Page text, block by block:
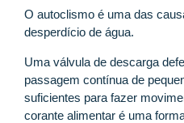
O autoclismo é uma das
desperdício de água.
Uma válvula de descarga
passagem contínua de
suficientes para fazer
corante alimentar é uma